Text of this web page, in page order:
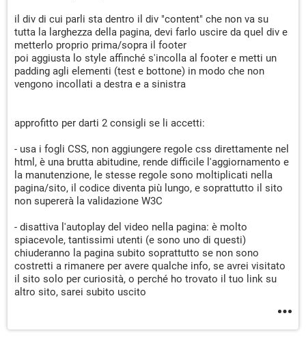
il div di cui parli sta dentro il div "content" che non va su
tutta la larghezza della pagina, devi farlo uscire da quel div e
metterlo proprio prima/sopra il footer
poi aggiusta lo style affinché s'incolla al footer e metti un
padding agli elementi (test e bottone) in modo che non
vengono incollati a destra e a sinistra
approfitto per darti 2 consigli se li accetti:
- usa i fogli CSS, non aggiungere regole css direttamente nel
html, è una brutta abitudine, rende difficile l'aggiornamento e
la manutenzione, le stesse regole sono moltiplicati nella
pagina/sito, il codice diventa più lungo, e soprattutto il sito
non supererà la validazione W3C
- disattiva l'autoplay del video nella pagina: è molto
spiacevole, tantissimi utenti (e sono uno di questi)
chiuderanno la pagina subito soprattutto se non sono
costretti a rimanere per avere qualche info, se avrei visitato
il sito solo per curiosità, o perché ho trovato il tuo link su
altro sito, sarei subito uscito